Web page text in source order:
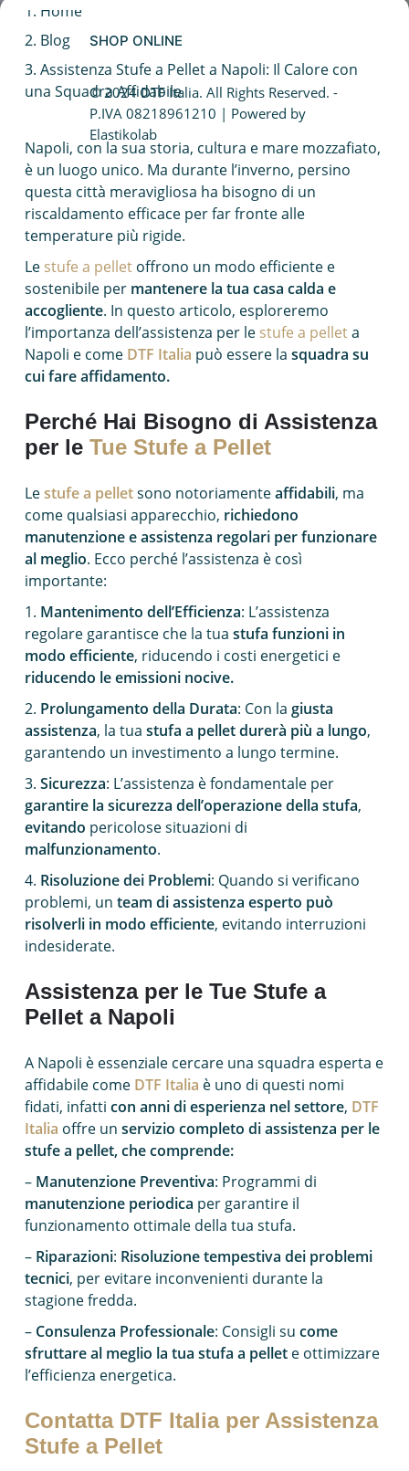
Caldaie Hybrid System
Trasformazione vasca doccia
SHOP ONLINE
© 2024 DTF Italia. All Rights Reserved. -
P.IVA 08218961210 | Powered by
Elastikolab
Home
Blog
Assistenza Stufe a Pellet a Napoli: Il Calore con
una Squadra Affidabile
Napoli, con la sua storia, cultura e mare mozzafiato,
è un luogo unico. Ma durante l’inverno, persino
questa città meravigliosa ha bisogno di un
riscaldamento efficace per far fronte alle
temperature più rigide.
Le stufe a pelletoffrono un modo efficiente e
sostenibile per mantenere la tua casa calda e
accogliente. In questo articolo, esploreremo
l’importanza dell’assistenza per lestufe a pelleta
Napoli e come DTF Italia può essere la squadra su
cui fare affidamento.
Perché Hai Bisogno di Assistenza
per le Tue Stufe a Pellet
Lestufe a pelletsono notoriamenteaffidabili, ma
come qualsiasi apparecchio, richiedono
manutenzione e assistenza regolari per funzionare
al meglio. Ecco perché l’assistenza è così
importante:
1. Mantenimento dell’Efficienza: L’assistenza
regolare garantisce che la tua stufa funzioni in
modo efficiente, riducendo i costi energetici e
riducendo le emissioni nocive.
2. Prolungamento della Durata: Con la giusta
assistenza, la tua stufa a pellet durerà più a lungo,
garantendo un investimento a lungo termine.
3. Sicurezza: L’assistenza è fondamentale per
garantire la sicurezza dell’operazione della stufa,
evitando pericolose situazioni di
malfunzionamento.
4. Risoluzione dei Problemi: Quando si verificano
problemi, un team di assistenza esperto può
risolverli in modo efficiente, evitando interruzioni
indesiderate.
Assistenza per le Tue Stufe a
Pellet a Napoli
A Napoli è essenziale cercare una squadra esperta e
affidabile come DTF Italia è uno di questi nomi
fidati, infatti con anni di esperienza nel settore, DTF
Italia offre un servizio completo di assistenza per le
stufe a pellet, che comprende:
– Manutenzione Preventiva: Programmi di
manutenzione periodica per garantire il
funzionamento ottimale della tua stufa.
– Riparazioni: Risoluzione tempestiva dei problemi
tecnici, per evitare inconvenienti durante la
stagione fredda.
– Consulenza Professionale: Consigli su come
sfruttare al meglio la tua stufa a pellete ottimizzare
l’efficienza energetica.
Contatta DTF Italia per Assistenza
Stufe a Pellet